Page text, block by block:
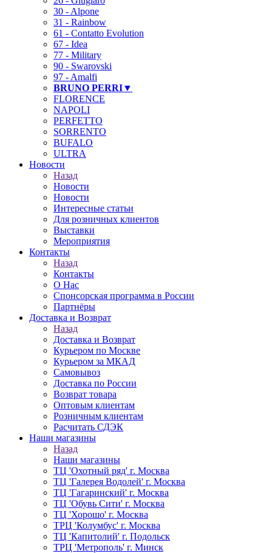
30 - Alpone
31 - Rainbow
61 - Contatto Evolution
67 - Idea
77 - Military
90 - Swarovski
97 - Amalfi
BRUNO PERRI▼
FLORENCE
NAPOLI
PERFETTO
SORRENTO
BUFALO
ULTRA
Новости
Назад
Новости
Новости
Интересные статьи
Для розничных клиентов
Выставки
Мероприятия
Контакты
Назад
Контакты
О Нас
Спонсорская программа в России
Партнёры
Доставка и Возврат
Назад
Доставка и Возврат
Курьером по Москве
Курьером за МКАД
Самовывоз
Доставка по России
Возврат товара
Оптовым клиентам
Розничным клиентам
Расчитать СДЭК
Наши магазины
Назад
Наши магазины
ТЦ 'Охотный ряд' г. Москва
ТЦ 'Галерея Водолей' г. Москва
ТЦ 'Гагаринский' г. Москва
ТЦ 'Обувь Сити' г. Москва
ТЦ 'Хорошо' г. Москва
ТРЦ 'Колумбус' г. Москва
ТЦ 'Капитолий' г. Подольск
ТРЦ 'Метрополь' г. Минск